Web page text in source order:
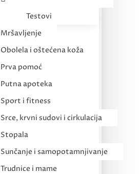
Testovi
Mršavljenje
Obolela i oštećena koža
Prva pomoć
Putna apoteka
Sport i fitness
Srce, krvni sudovi i cirkulacija
Stopala
Sunčanje i samopotamnjivanje
Trudnice i mame